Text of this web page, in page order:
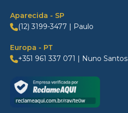
Aparecida - SP
(12) 3199-3477 | Paulo
Europa - PT
+351 961 337 071 | Nuno Santos